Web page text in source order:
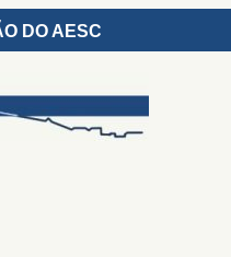
DO AESC